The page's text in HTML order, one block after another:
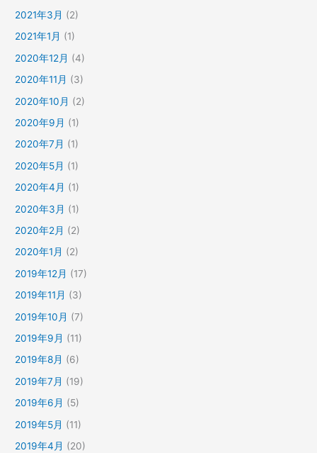
2021年3月 (2)
2021年1月 (1)
2020年12月 (4)
2020年11月 (3)
2020年10月 (2)
2020年9月 (1)
2020年7月 (1)
2020年5月 (1)
2020年4月 (1)
2020年3月 (1)
2020年2月 (2)
2020年1月 (2)
2019年12月 (17)
2019年11月 (3)
2019年10月 (7)
2019年9月 (11)
2019年8月 (6)
2019年7月 (19)
2019年6月 (5)
2019年5月 (11)
2019年4月 (20)